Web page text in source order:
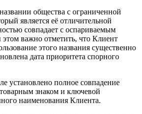
общества с ограниченной
является её отличительной
совпадает с оспариваемым
важно отметить, что Клиент
этого названия существенно
дата приоритета спорного
установлено полное совпадение
знаком и ключевой
наименования Клиента.